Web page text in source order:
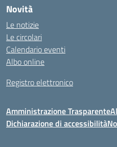
Novità
Le notizie
Le circolari
Calendario eventi
Albo online
Registro elettronico
Amministrazione Trasparente
Dichiarazione di accessibilità